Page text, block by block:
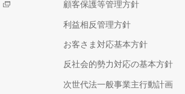
顧客保護等管理方針
利益相反管理方針
お客さま対応基本方針
反社会的勢力対応の基本方針
次世代法一般事業主行動計画